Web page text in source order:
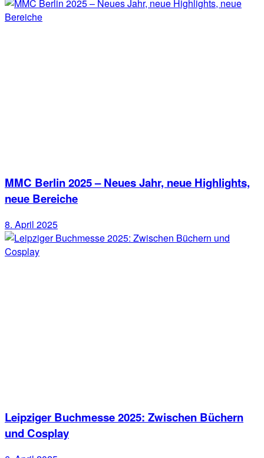
MMC Berlin 2025 – Neues Jahr, neue Highlights,
neue Bereiche
8. April 2025
Leipziger Buchmesse 2025: Zwischen Büchern
und Cosplay